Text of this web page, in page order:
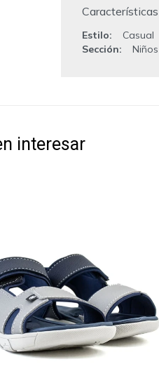
Características
Estilo
Casual
Sección
Niños
interesar